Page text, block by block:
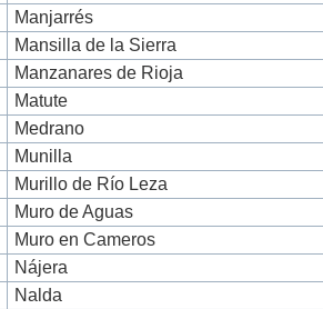
Manjarrés
Mansilla de la Sierra
Manzanares de Rioja
Matute
Medrano
Munilla
Murillo de Río Leza
Muro de Aguas
Muro en Cameros
Nájera
Nalda